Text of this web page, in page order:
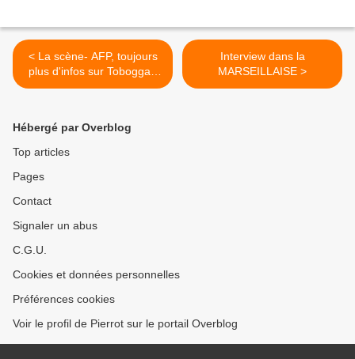
< La scène- AFP, toujours
plus d'infos sur Toboggan
de Murat
Interview dans la
MARSEILLAISE >
Hébergé par Overblog
Top articles
Pages
Contact
Signaler un abus
C.G.U.
Cookies et données personnelles
Préférences cookies
Voir le profil de Pierrot sur le portail Overblog